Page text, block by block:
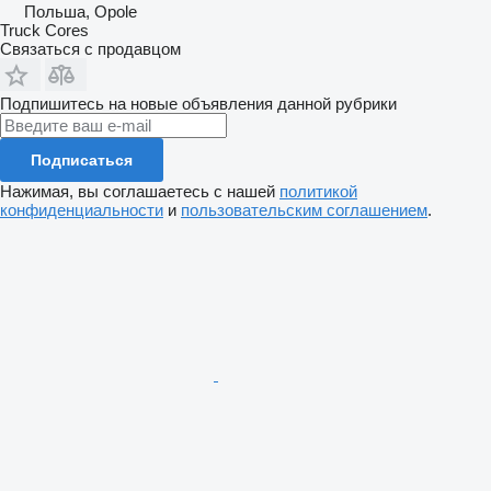
Польша, Opole
Truck Cores
Связаться с продавцом
Подпишитесь на новые объявления данной рубрики
Подписаться
Нажимая, вы соглашаетесь с нашей политикой
конфиденциальности и пользовательским соглашением.